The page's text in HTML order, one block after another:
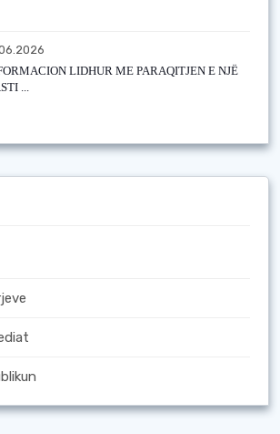
LIDHUR ME PARAQITJEN E NJË
...